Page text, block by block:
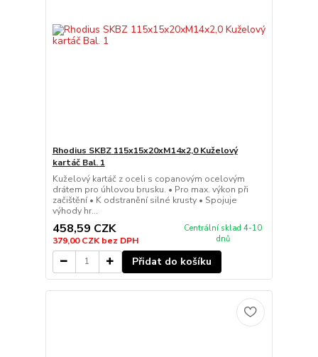
Rhodius SKBZ 115x15x20xM14x2,0 Kuželový
kartáč Bal. 1
Kuželový kartáč z oceli s copanovým ocelovým
drátem pro úhlovou brusku. • Pro max. výkon při
začištění • K odstranění silné krusty • Spojuje
výhody hr...
458,59 CZK
379,00 CZKbez DPH
Centrální sklad 4-10
dnů
Přidat do košíku